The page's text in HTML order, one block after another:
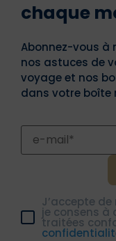
chaque
Abonnez-vous à
nos astuces de
voyage et nos
dans votre boîte
J’accepte
je consens à
traitées